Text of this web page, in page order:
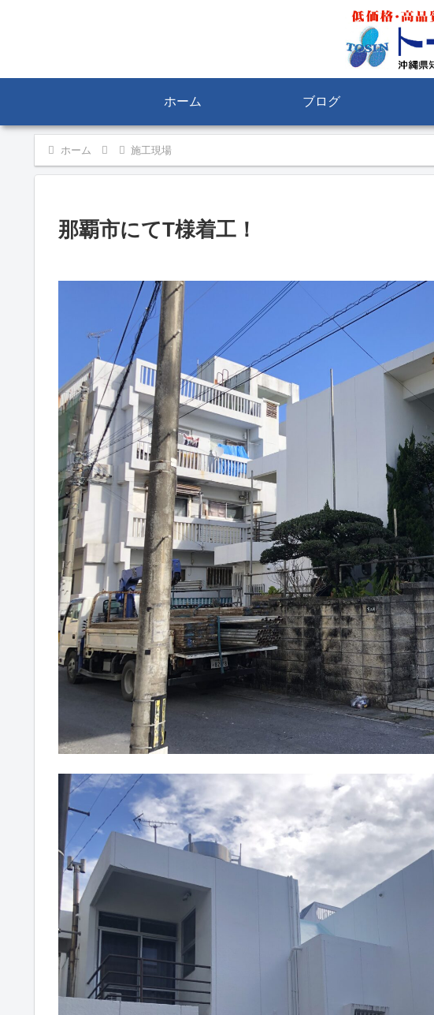
ホーム ブログ
ホーム 施工現場
那覇市にてT様着工！